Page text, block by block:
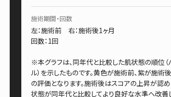
施術期間・回数
左：施術前 右：施術後1ヶ月
回数：1回
※本グラフは、同年代と比較した肌状態の順位（
ル）を示したものです。黄色が施術前、紫が施術
の評価となります。施術後はスコアの上昇が認め
状態が同年代と比較してより良好な水準へ改善